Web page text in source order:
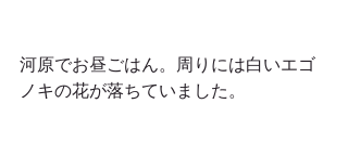
河原でお昼ごはん。周りには白いエゴ
ノキの花が落ちていました。